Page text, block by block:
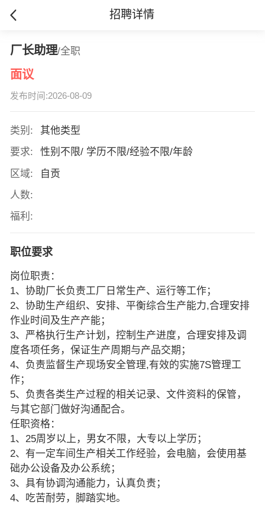
招聘详情
厂长助理/全职
面议
发布时间:2026-08-09
类别:
其他类型
要求:
性别不限/ 学历不限/经验不限/年龄
区域:
自贡
人数:
福利:
职位要求
岗位职责：
1、协助厂长负责工厂日常生产、运行等工作；
2、协助生产组织、安排、平衡综合生产能力,合理安排
作业时间及生产产能；
3、严格执行生产计划，控制生产进度，合理安排及调
度各项任务，保证生产周期与产品交期；
4、负责监督生产现场安全管理,有效的实施7S管理工
作；
5、负责各类生产过程的相关记录、文件资料的保管，
与其它部门做好沟通配合。
任职资格：
1、25周岁以上，男女不限，大专以上学历；
2、有一定车间生产相关工作经验，会电脑，会使用基
础办公设备及办公系统；
3、具有协调沟通能力，认真负责；
4、吃苦耐劳，脚踏实地。